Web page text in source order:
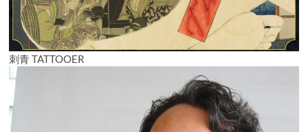
刺青 TATTOOER